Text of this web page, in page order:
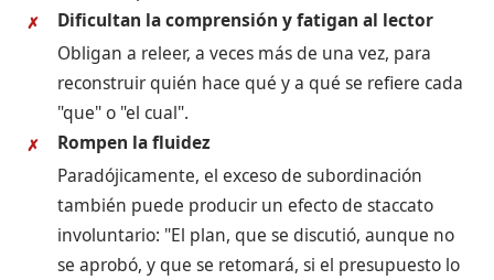
✗
Dificultan la comprensión y fatigan al lector
Obligan a releer, a veces más de una vez, para
reconstruir quién hace qué y a qué se refiere cada
"que" o "el cual".
✗
Rompen la fluidez
Paradójicamente, el exceso de subordinación
también puede producir un efecto de staccato
involuntario: "El plan, que se discutió, aunque no
se aprobó, y que se retomará, si el presupuesto lo